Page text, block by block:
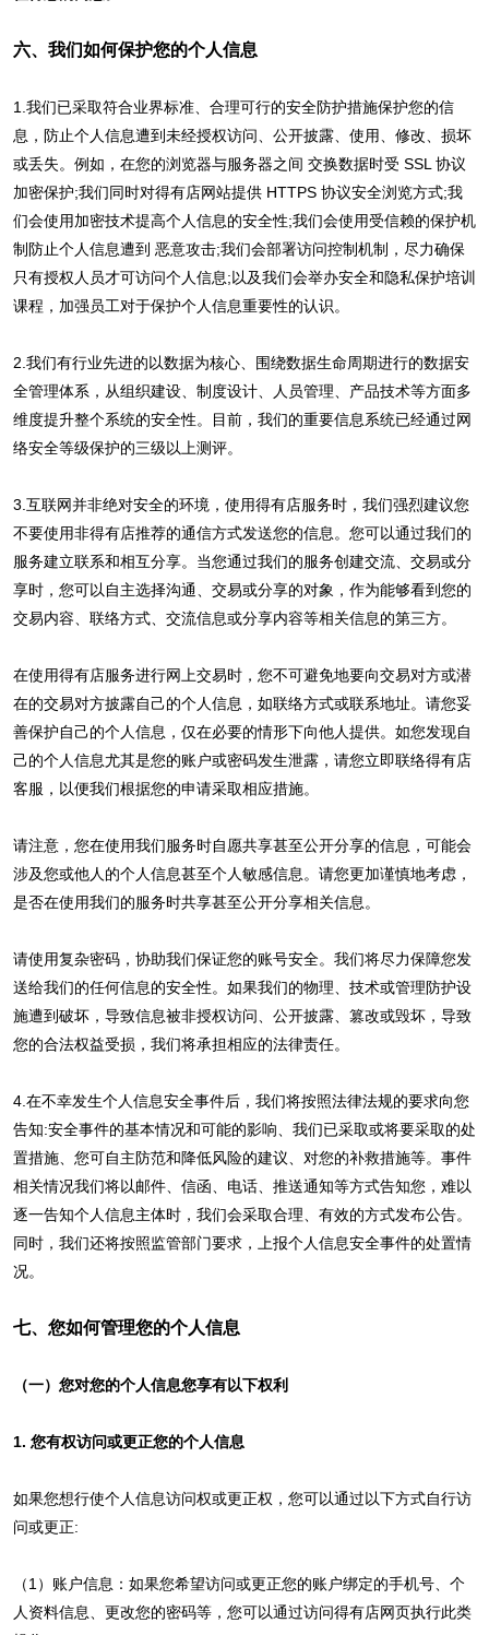
六、我们如何保护您的个人信息
1.我们已采取符合业界标准、合理可行的安全防护措施保护您的信
息，防止个人信息遭到未经授权访问、公开披露、使用、修改、损坏
或丢失。例如，在您的浏览器与服务器之间 交换数据时受 SSL 协议
加密保护;我们同时对得有店网站提供 HTTPS 协议安全浏览方式;我
们会使用加密技术提高个人信息的安全性;我们会使用受信赖的保护机
制防止个人信息遭到 恶意攻击;我们会部署访问控制机制，尽力确保
只有授权人员才可访问个人信息;以及我们会举办安全和隐私保护培训
课程，加强员工对于保护个人信息重要性的认识。
2.我们有行业先进的以数据为核心、围绕数据生命周期进行的数据安
全管理体系，从组织建设、制度设计、人员管理、产品技术等方面多
维度提升整个系统的安全性。目前，我们的重要信息系统已经通过网
络安全等级保护的三级以上测评。
3.互联网并非绝对安全的环境，使用得有店服务时，我们强烈建议您
不要使用非得有店推荐的通信方式发送您的信息。您可以通过我们的
服务建立联系和相互分享。当您通过我们的服务创建交流、交易或分
享时，您可以自主选择沟通、交易或分享的对象，作为能够看到您的
交易内容、联络方式、交流信息或分享内容等相关信息的第三方。
在使用得有店服务进行网上交易时，您不可避免地要向交易对方或潜
在的交易对方披露自己的个人信息，如联络方式或联系地址。请您妥
善保护自己的个人信息，仅在必要的情形下向他人提供。如您发现自
己的个人信息尤其是您的账户或密码发生泄露，请您立即联络得有店
客服，以便我们根据您的申请采取相应措施。
请注意，您在使用我们服务时自愿共享甚至公开分享的信息，可能会
涉及您或他人的个人信息甚至个人敏感信息。请您更加谨慎地考虑，
是否在使用我们的服务时共享甚至公开分享相关信息。
请使用复杂密码，协助我们保证您的账号安全。我们将尽力保障您发
送给我们的任何信息的安全性。如果我们的物理、技术或管理防护设
施遭到破坏，导致信息被非授权访问、公开披露、篡改或毁坏，导致
您的合法权益受损，我们将承担相应的法律责任。
4.在不幸发生个人信息安全事件后，我们将按照法律法规的要求向您
告知:安全事件的基本情况和可能的影响、我们已采取或将要采取的处
置措施、您可自主防范和降低风险的建议、对您的补救措施等。事件
相关情况我们将以邮件、信函、电话、推送通知等方式告知您，难以
逐一告知个人信息主体时，我们会采取合理、有效的方式发布公告。
同时，我们还将按照监管部门要求，上报个人信息安全事件的处置情
况。
七、您如何管理您的个人信息
（一）您对您的个人信息您享有以下权利
1. 您有权访问或更正您的个人信息
如果您想行使个人信息访问权或更正权，您可以通过以下方式自行访
问或更正:
（1）账户信息：如果您希望访问或更正您的账户绑定的手机号、个
人资料信息、更改您的密码等，您可以通过访问得有店网页执行此类